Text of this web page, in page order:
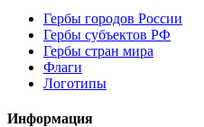
Гербы городов России
Гербы субъектов РФ
Гербы стран мира
Флаги
Логотипы
Информация